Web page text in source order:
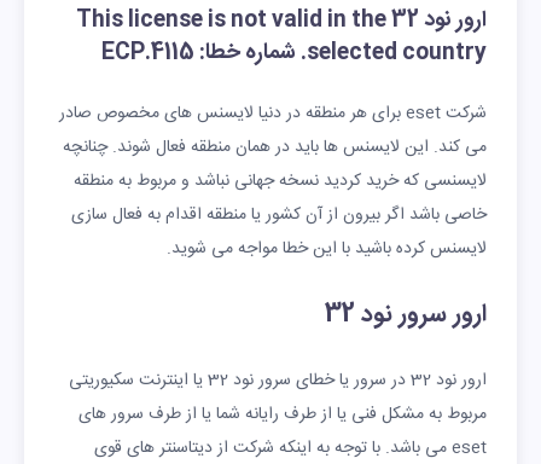
ارور نود 32 This license is not valid in the
selected country. شماره خطا: ECP.4115
شرکت eset برای هر منطقه در دنیا لایسنس های مخصوص صادر
می کند. این لایسنس ها باید در همان منطقه فعال شوند. چنانچه
لایسنسی که خرید کردید نسخه جهانی نباشد و مربوط به منطقه
خاصی باشد اگر بیرون از آن کشور یا منطقه اقدام به فعال سازی
لایسنس کرده باشید با این خطا مواجه می شوید.
ارور سرور نود 32
ارور نود 32 در سرور یا خطای سرور نود 32 یا اینترنت سکیوریتی
مربوط به مشکل فنی یا از طرف رایانه شما یا از طرف سرور های
eset می باشد. با توجه به اینکه شرکت از دیتاسنتر های قوی